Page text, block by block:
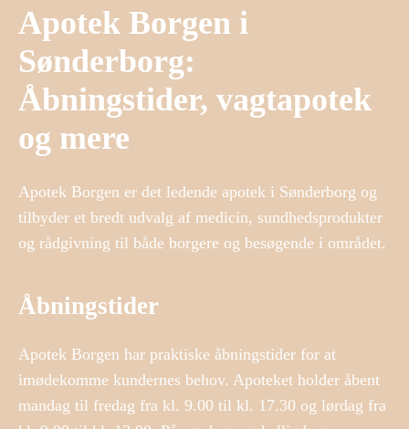
Apotek Borgen i
Sønderborg:
Åbningstider, vagtapotek
og mere
Apotek Borgen er det ledende apotek i Sønderborg og
tilbyder et bredt udvalg af medicin, sundhedsprodukter
og rådgivning til både borgere og besøgende i området.
Åbningstider
Apotek Borgen har praktiske åbningstider for at
imødekomme kundernes behov. Apoteket holder åbent
mandag til fredag fra kl. 9.00 til kl. 17.30 og lørdag fra